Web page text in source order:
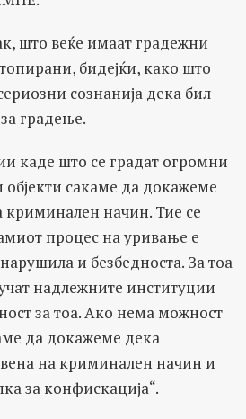
што веќе имаат градежни
бидејќи, како што
сознанија дека бил
градење.
каде што се градат огромни
објекти сакаме да докажеме
криминален начин. Тие се
процес на уривање е
и безбедноста. За тоа
надлежните институции
за тоа. Ако нема можност
да докажеме дека
на криминален начин и
за конфискација“.